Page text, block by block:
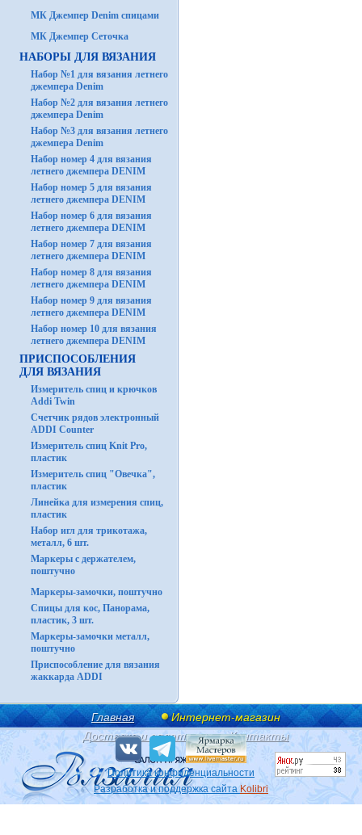
МК Джемпер Denim спицами
МК Джемпер Сеточка
НАБОРЫ ДЛЯ ВЯЗАНИЯ
Набор №1 для вязания летнего
джемпера Denim
Набор №2 для вязания летнего
джемпера Denim
Набор №3 для вязания летнего
джемпера Denim
Набор номер 4 для вязания
летнего джемпера DENIM
Набор номер 5 для вязания
летнего джемпера DENIM
Набор номер 6 для вязания
летнего джемпера DENIM
Набор номер 7 для вязания
летнего джемпера DENIM
Набор номер 8 для вязания
летнего джемпера DENIM
Набор номер 9 для вязания
летнего джемпера DENIM
Набор номер 10 для вязания
летнего джемпера DENIM
ПРИСПОСОБЛЕНИЯ
ДЛЯ ВЯЗАНИЯ
Измеритель спиц и крючков
Addi Twin
Счетчик рядов электронный
ADDI Counter
Измеритель спиц Knit Pro,
пластик
Измеритель спиц "Овечка",
пластик
Линейка для измерения спиц,
пластик
Набор игл для трикотажа,
металл, 6 шт.
Маркеры с держателем,
поштучно
Маркеры-замочки, поштучно
Спицы для кос, Панорама,
пластик, 3 шт.
Маркеры-замочки металл,
поштучно
Приспособление для вязания
жаккарда ADDI
Главная
Интернет-магазин
Доставка и оплата
Контакты
Политика конфиденциальности
Разработка и поддержка сайта Kolibri